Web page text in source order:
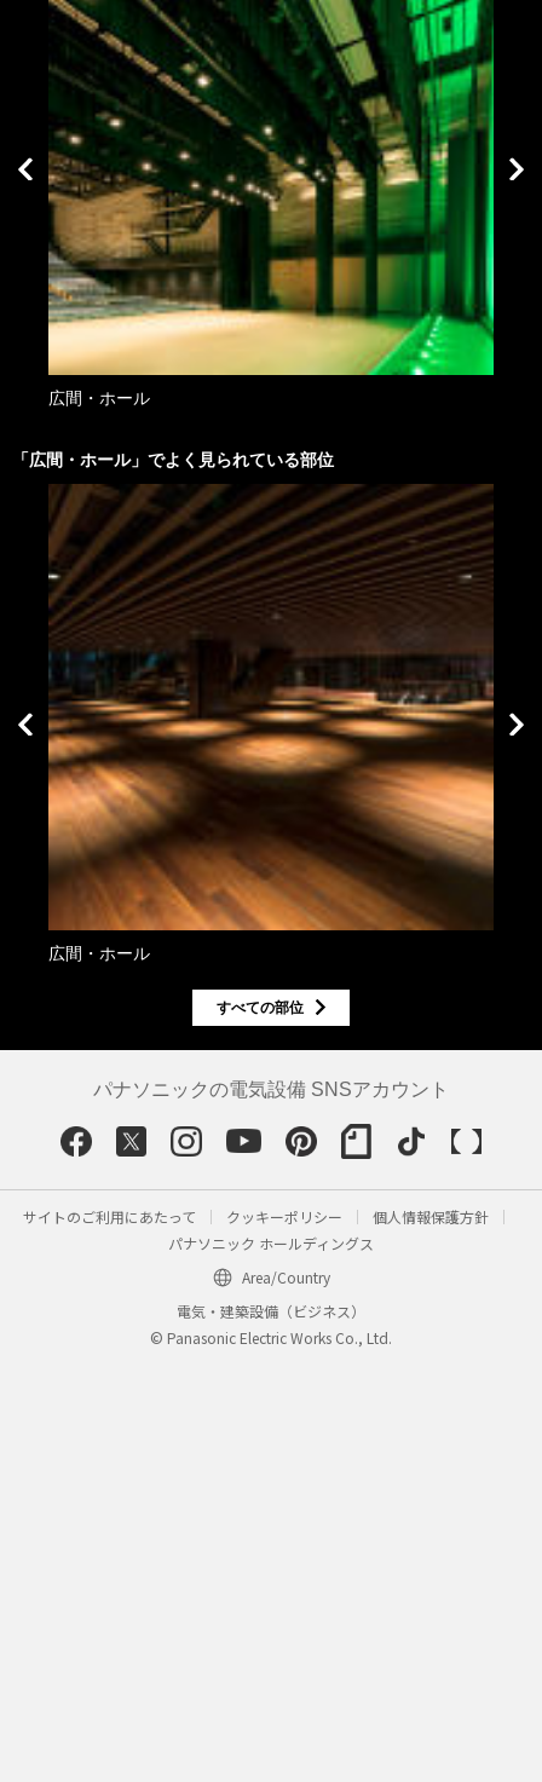
広間・ホール
「広間・ホール」でよく見られている部位
広間・ホール
すべての部位
パナソニックの電気設備 SNSアカウント
サイトのご利用にあたって クッキーポリシー
個人情報保護方針
パナソニック ホールディングス
Area/Country
電気・建築設備（ビジネス）
© Panasonic Electric Works Co., Ltd.